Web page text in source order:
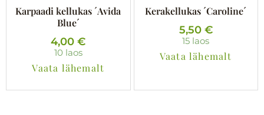
Karpaadi kellukas ´Avida
Blue´
4,00€
10 laos
Vaata lähemalt
Kerakellukas ´Caroline´
5,50 €
15 laos
Vaata lähemalt